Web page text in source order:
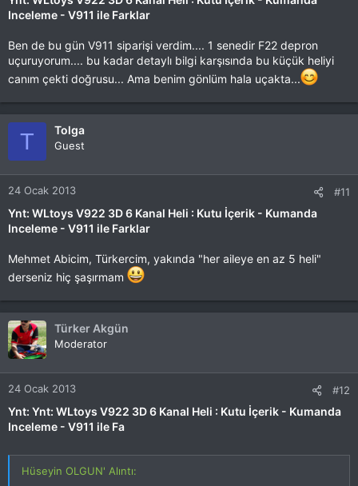
Inceleme - V911 ile Farklar
Ben de bu gün V911 siparişi verdim.... 1 senedir F22 depron
uçuruyorum.... bu kadar detaylı bilgi karşısında bu küçük heliyi
canım çekti doğrusu... Ama benim gönlüm hala uçakta...
T Tolga
Guest
24 Ocak 2013 #11
Ynt: WLtoys V922 3D 6 Kanal Heli : Kutu İçerik - Kumanda
Inceleme - V911 ile Farklar
Mehmet Abicim, Türkercim, yakında "her aileye en az 5 heli"
derseniz hiç şaşırmam
Türker Akgün
Moderator
24 Ocak 2013 #12
Ynt: Ynt: WLtoys V922 3D 6 Kanal Heli : Kutu İçerik - Kumanda
Inceleme - V911 ile Fa
Hüseyin OLGUN' Alıntı: